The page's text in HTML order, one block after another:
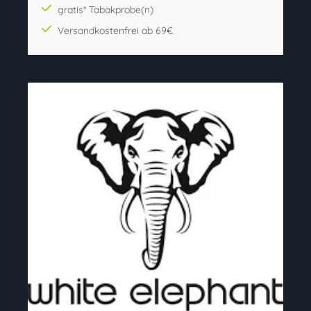
gratis* Tabakprobe(n)
Versandkostenfrei ab 69€